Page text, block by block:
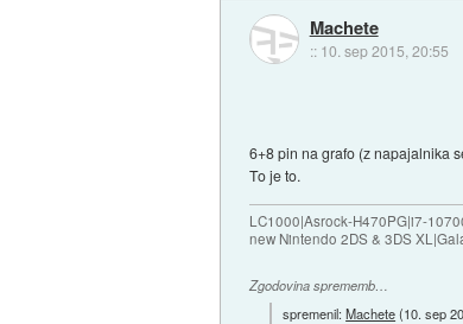
Machete
:: 10. sep 2015, 20:55
6+8 pin na grafo (z napajalnika
To je to.
LC1000|Asrock-H470PG|i7-
new Nintendo 2DS & 3DS
Zgodovina sprememb…
spremenil:Machete(10. sep